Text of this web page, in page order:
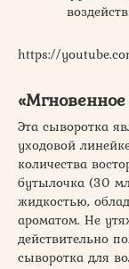
https://
Эта сыворотка
уходовой
количества
бутылочка (30
жидкостью,
ароматом. Не
действительно
сыворотка для